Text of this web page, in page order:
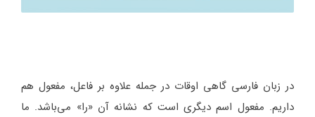
در زبان فارسی گاهی اوقات در جمله علاوه بر فاعل، مفعول هم
داریم. مفعول اسم دیگری است که نشانه آن «را» می‌باشد. ما